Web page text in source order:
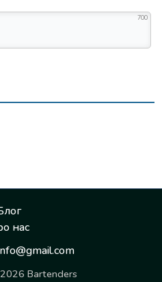
700
нас
Bartenders